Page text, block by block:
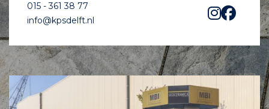
015 - 361 38 77
info@kpsdelft.nl